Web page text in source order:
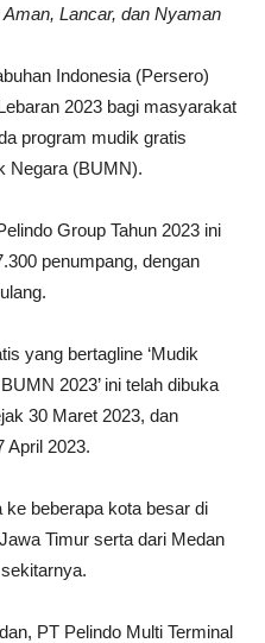
Lancar, dan Nyaman
Indonesia (Persero)
2023 bagi masyarakat
program mudik gratis
Negara (BUMN).
Group Tahun 2023 ini
penumpang, dengan
yang bertagline ‘Mudik
2023’ ini telah dibuka
30 Maret 2023, dan
April 2023.
beberapa kota besar di
Timur serta dari Medan
PT Pelindo Multi Terminal